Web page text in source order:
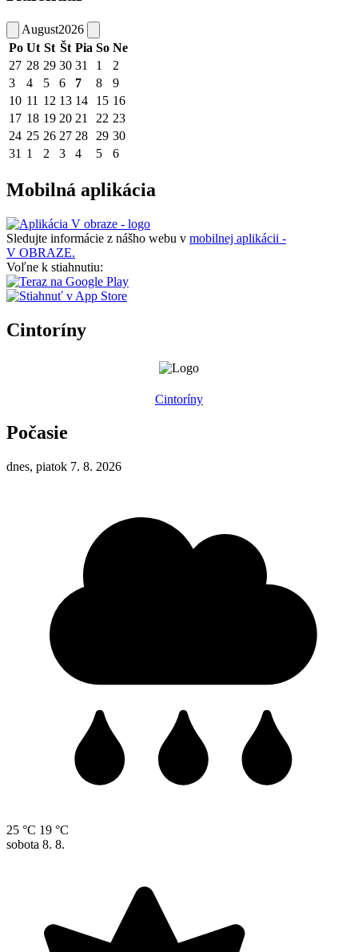
August2026
Po Ut St Št Pia So Ne
27 28 29 30 31 1
2
3
4 5 6 7 8
9
10 11 12 13 14 15 16
17 18 19 20 21 22 23
24 25 26 27 28 29 30
31 1 2 3 4 5 6
Mobilná aplikácia
Sledujte informácie z nášho webu v mobilnej aplikácii -
V OBRAZE.
Voľne k stiahnutiu:
Cintoríny
Cintoríny
Počasie
dnes, piatok 7. 8. 2026
25 °C 19 °C
sobota 8. 8.